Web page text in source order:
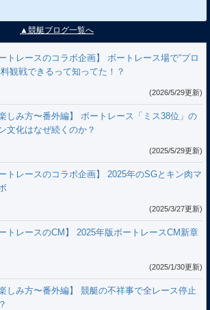
▲競艇ブログ一覧へ
トレースのコラボ企画】 ボートレース場で“プロ
料観戦できるって知ってた！？
(2026/5/29更新)
楽しみ方〜番外編】 ボートレース「ミス38位」の
文化はなぜ続くのか？
(2025/5/29更新)
トレースのコラボ企画】 2025年のSGとキン肉マ
(2025/3/27更新)
トレースのCM】 2025年版ボートレースCM新章
(2025/1/30更新)
しみ方〜番外編】 競艇の不祥事で全レース停止